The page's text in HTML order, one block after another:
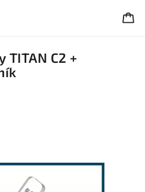
C2 +